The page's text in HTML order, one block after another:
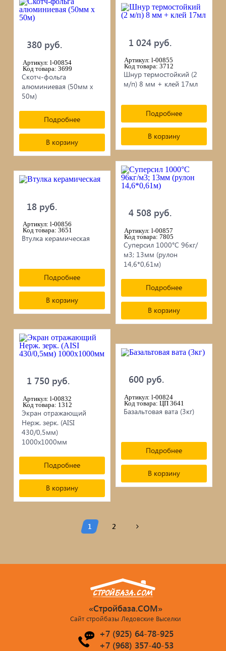
380 руб.
Артикул: l-00854
Код товара: 3699
Скотч-фольга
алюминиевая (50мм х
50м)
Подробнее
В корзину
1 024 руб.
Артикул: l-00855
Код товара: 3712
Шнур термостойкий (2
м/п) 8 мм + клей 17мл
Подробнее
В корзину
18 руб.
Артикул: l-00856
Код товара: 3651
Втулка керамическая
Подробнее
В корзину
4 508 руб.
Артикул: l-00857
Код товара: 7805
Суперсил 1000°С 96кг/
м3; 13мм (рулон
14,6*0,61м)
Подробнее
В корзину
1 750 руб.
Артикул: l-00832
Код товара: 1312
Экран отражающий
Нерж. зерк. (AISI
430/0,5мм)
1000х1000мм
Подробнее
В корзину
600 руб.
Артикул: l-00824
Код товара: ЦП 3641
Базальтовая вата (3кг)
Подробнее
В корзину
1 2
«Стройбаза.COM»
Сайт стройбазы Ледовские Выселки
+7 (925) 64-78-925
+7 (968) 357-40-53